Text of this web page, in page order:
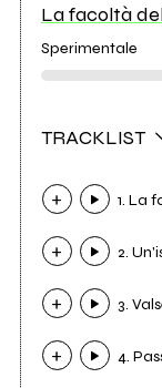
La facoltà
Sperimentale
TRACKLIST
1. La
2.
3.
4.